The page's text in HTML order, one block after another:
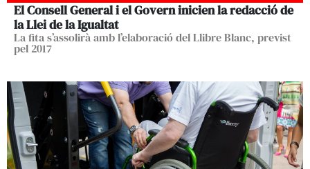
El Consell General i el Govern inicien la redacció de
la Llei de la Igualtat
La fita s’assolirà amb l’elaboració del Llibre Blanc, previst
pel 2017